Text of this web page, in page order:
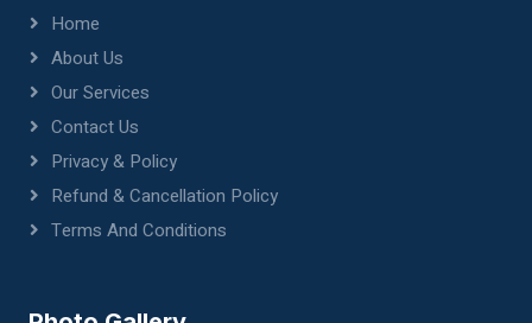
Home
About Us
Our Services
Contact Us
Privacy & Policy
Refund & Cancellation Policy
Terms And Conditions